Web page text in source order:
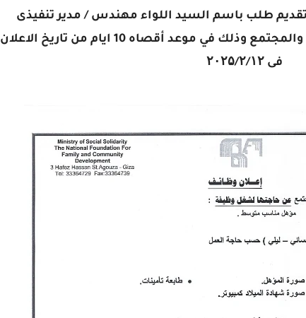
طلب باسم السيد اللواء مهندس / مدير تنفيذى
للمؤسسة القومية لتنمية الأسرة والمجتمع وذلك في موعد أقصاه 10 ايام من تاريخ الاعلان
فى ۲۰۲۵/۲/۱۲